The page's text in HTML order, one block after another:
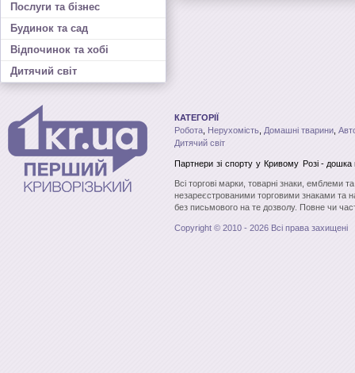
Послуги та бізнес
Будинок та сад
Відпочинок та хобі
Дитячий світ
КАТЕГОРІЇ
Робота Нерухомість Домашні тварини
Дитячий світ
Партнери зі спорту у Кривому Розі- дошка
Всі торгові марки, товарні знаки, емблеми
незареєстрованими торговими знаками та
без письмового на те дозволу. Повне чи
Copyright © 2010 - 2026 Всі права захищені